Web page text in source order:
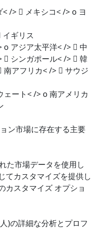
/>  メキシコ< /> o ヨ
ギリス
アジア太平洋< />  中
 シンガポール< />  韓
アフリカ< />  サウジ
ート< /> o 南アメリカ
ン市場に存在する主要
た市場データを使用し
てカスタマイズを提供し
カスタマイズ オプショ
)の詳細な分析とプロフ